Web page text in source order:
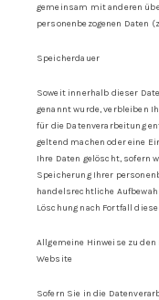
gemeinsam mit anderen
personenbezogenen Daten
Speicherdauer
Soweit innerhalb dieser
genannt wurde, verbleiben
für die Datenverarbeitung
geltend machen oder eine
Ihre Daten gelöscht, sofern
Speicherung Ihrer
handelsrechtliche
Löschung nach Fortfall
Allgemeine Hinweise zu
Website
Sofern Sie in die